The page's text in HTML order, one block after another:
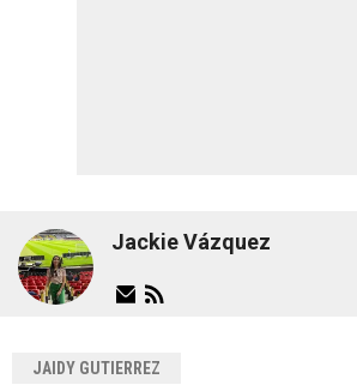
Jackie Vázquez
JAIDY GUTIERREZ